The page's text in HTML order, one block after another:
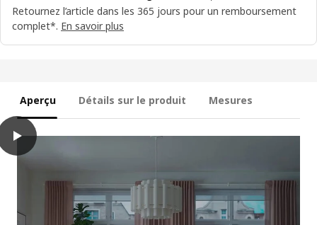
Retournez l’article dans les 365 jours pour un remboursement
complet*. En savoir plus
Aperçu Détails sur le produit Mesures
play
BILRESA Ensemble télécommande, molette/multicolore